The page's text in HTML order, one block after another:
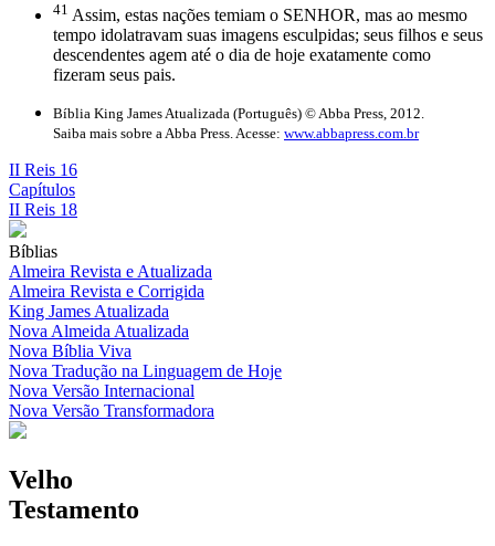
41 Assim, estas nações temiam o SENHOR, mas ao mesmo
tempo idolatravam suas imagens esculpidas; seus filhos e seus
descendentes agem até o dia de hoje exatamente como
fizeram seus pais.
Bíblia King James Atualizada (Português) © Abba Press, 2012.
Saiba mais sobre a Abba Press. Acesse: www.abbapress.com.br
II Reis 16
Capítulos
II Reis 18
Bíblias
Almeira Revista e Atualizada
Almeira Revista e Corrigida
King James Atualizada
Nova Almeida Atualizada
Nova Bíblia Viva
Nova Tradução na Linguagem de Hoje
Nova Versão Internacional
Nova Versão Transformadora
Velho
Testamento